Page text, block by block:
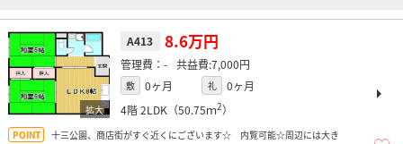
A413 8.6万円
- 7,000円
敷 0ヶ月 礼
0ヶ月
4階 2LDK（50.75ｍ2）
十三公園、商店街がすぐ近くにございます☆ 内覧可能☆周辺には大き